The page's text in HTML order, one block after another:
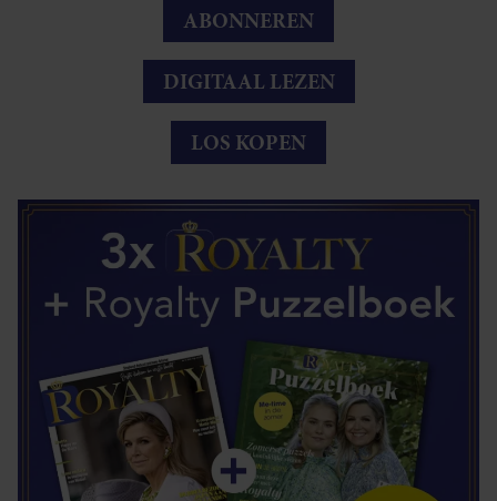
ABONNEREN
DIGITAAL LEZEN
LOS KOPEN